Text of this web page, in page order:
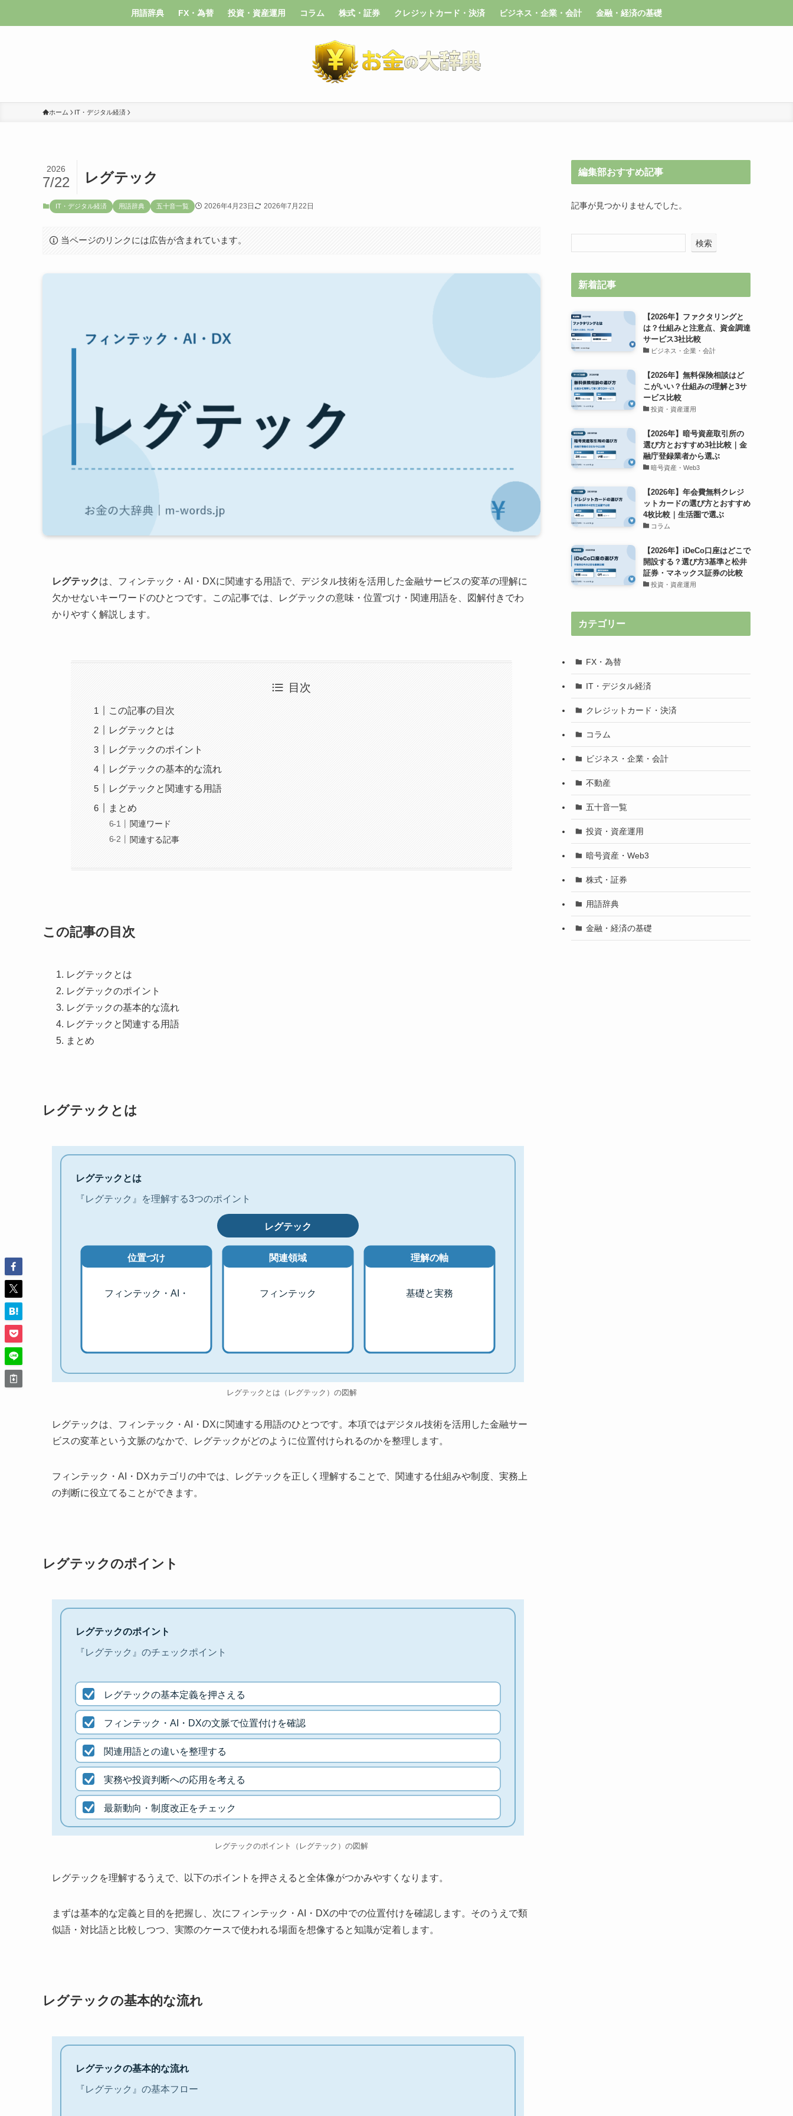
用語辞典 FX・為替 投資・資産運用 コラム 株式・証券 クレジットカード・決済 ビジネス・企業・会計 金融・経済の基礎
ホーム IT・デジタル経済
レグテック
2026
7/22
IT・デジタル経済 用語辞典 五十音一覧 2026年4月23日 2026年7月22日
当ページのリンクには広告が含まれています。
レグテックは、フィンテック・AI・DXに関連する用語で、デジタル技術を活用した金融サービスの変革の理解に
欠かせないキーワードのひとつです。この記事では、レグテックの意味・位置づけ・関連用語を、図解付きでわ
かりやすく解説します。
目次
この記事の目次
レグテックとは
レグテックのポイント
レグテックの基本的な流れ
レグテックと関連する用語
まとめ
関連ワード
関連する記事
この記事の目次
レグテックとは
レグテックのポイント
レグテックの基本的な流れ
レグテックと関連する用語
まとめ
レグテックとは
レグテックとは
『レグテック』を理解する3つのポイント
レグテック
位置づけ
フィンテック・AI・
関連領域
フィンテック
理解の軸
基礎と実務
レグテックとは（レグテック）の図解
レグテックは、フィンテック・AI・DXに関連する用語のひとつです。本項ではデジタル技術を活用した金融サー
ビスの変革という文脈のなかで、レグテックがどのように位置付けられるのかを整理します。
フィンテック・AI・DXカテゴリの中では、レグテックを正しく理解することで、関連する仕組みや制度、実務上
の判断に役立てることができます。
レグテックのポイント
レグテックのポイント
『レグテック』のチェックポイント
レグテックの基本定義を押さえる
フィンテック・AI・DXの文脈で位置付けを確認
関連用語との違いを整理する
実務や投資判断への応用を考える
最新動向・制度改正をチェック
レグテックのポイント（レグテック）の図解
レグテックを理解するうえで、以下のポイントを押さえると全体像がつかみやすくなります。
まずは基本的な定義と目的を把握し、次にフィンテック・AI・DXの中での位置付けを確認します。そのうえで類
似語・対比語と比較しつつ、実際のケースで使われる場面を想像すると知識が定着します。
レグテックの基本的な流れ
レグテックの基本的な流れ
『レグテック』の基本フロー
編集部おすすめ記事
記事が見つかりませんでした。
検索
新着記事
【2026年】ファクタリングと
は？仕組みと注意点、資金調達
サービス3社比較
ビジネス・企業・会計
【2026年】無料保険相談はど
こがいい？仕組みの理解と3サ
ービス比較
投資・資産運用
【2026年】暗号資産取引所の
選び方とおすすめ3社比較｜金
融庁登録業者から選ぶ
暗号資産・Web3
【2026年】年会費無料クレジ
ットカードの選び方とおすすめ
4枚比較｜生活圏で選ぶ
コラム
【2026年】iDeCo口座はどこで
開設する？選び方3基準と松井
証券・マネックス証券の比較
投資・資産運用
カテゴリー
FX・為替
IT・デジタル経済
クレジットカード・決済
コラム
ビジネス・企業・会計
不動産
五十音一覧
投資・資産運用
暗号資産・Web3
株式・証券
用語辞典
金融・経済の基礎